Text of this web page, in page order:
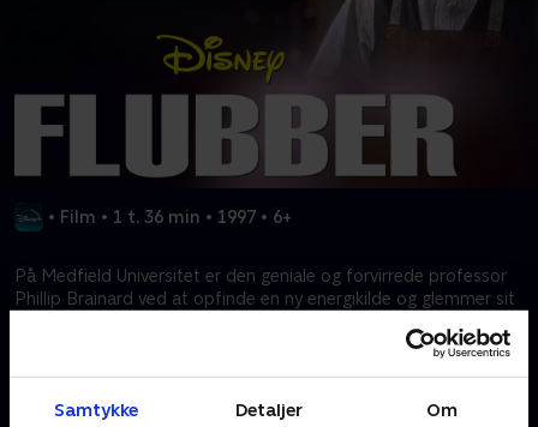
Samtykke Detaljer Om
• Film • 1 t. 36 min • 1997 • 6+
På Medfield Universitet er den geniale og forvirrede professor
Phillip Brainard ved at opfinde en ny energikilde og glemmer sit
Kræver tilkøb